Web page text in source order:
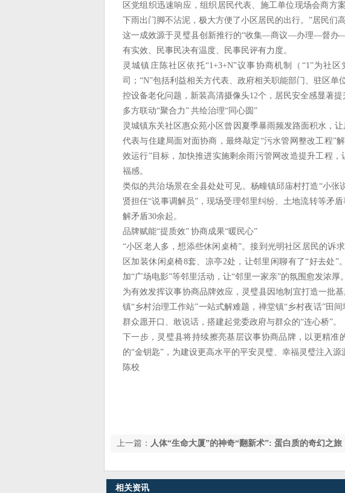
区党组织迅速响应，组织居民代表、施工单位现场会商方
下雨出门脚不沾泥，极大方便了小区居民的出行。”居民们高
这一成效源于灵璧县创新推行的“收集—商议—办理—督办
有实效、民事民决有温度、民事民评有力度。
灵城镇庄陈社区依托“1+3+N”议事协商机制（“1”为社
司；“N”包括利益相关方代表、政府相关职能部门、驻区
控设备老化问题，新装高清摄像头12个，居民安全感显著提
多方联动“聚合力” 共绘治理“同心圆”
灵城镇东关社区惠众苑小区曾因夏季暴雨频发路面积水，
代表与住建局面对面协商，最终敲定“污水管网整改工程”
效运行”目标，加快推进实施剩余雨污管网改造提升工程
福感。
类似的共治场景在全县处处可见。杨疃镇邱庙村打造“小
贤担任“说事调解员”，现场受理邻里纠纷、土地流转等矛
解矛盾30余起。
品牌赋能“提质效” 协商成果“暖民心”
“小区老人多，想添些休闲桌椅”。接到光明社区居民的诉
区加装休闲桌椅8套、凉亭2处，让邻里闲聊有了“好去处
加“广场电影”等邻里活动，让“邻里一家亲”的氛围愈发浓厚。
为有效发挥议事协商品牌效应，灵璧县因地制宜打造一批
镇“乡村治理工作站”一站式解难题，禅堂镇“乡村夜话”
群众愿开口、敢说话，搭建起党委政府与群众的“连心桥”。
下一步，灵璧县将持续擦亮基层议事协商品牌，以更精准
的“金钥匙”，为建设更高水平的平安灵璧、幸福灵璧注入源
陈校
上一篇： 人体“生命大厦”的神奇“翻新术”: 蛋白质的奇幻之旅
相关资讯